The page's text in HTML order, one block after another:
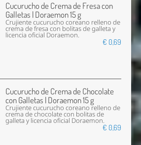
Cucurucho de Crema de Fresa con
Galletas | Doraemon 15 g
Crujiente cucurucho coreano relleno de
crema de fresa con bolitas de galleta y
licencia oficial Doraemon.
€ 0,69
Cucurucho de Crema de Chocolate
con Galletas | Doraemon 15 g
Crujiente cucurucho coreano relleno de
crema de chocolate con bolitas de
galleta y licencia oficial Doraemon.
€ 0,69